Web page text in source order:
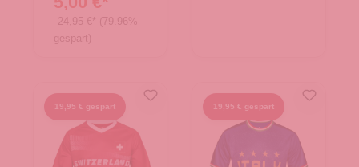
24,95 €* (79.96%
gespart)
19,95 € gespart 19,95 € gespart